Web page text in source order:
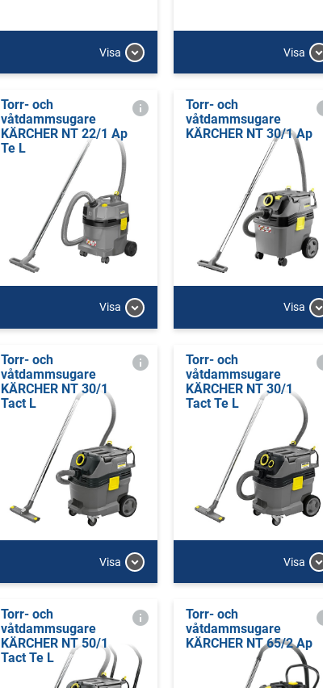
Visa Visa
Torr- och
våtdammsugare
KÄRCHER NT 22/1 Ap
Te L
Visa
Torr- och
våtdammsugare
KÄRCHER NT 30/1 Ap
Visa
Torr- och
våtdammsugare
KÄRCHER NT 30/1
Tact L
Visa
Torr- och
våtdammsugare
KÄRCHER NT 30/1
Tact Te L
Visa
Torr- och
våtdammsugare
KÄRCHER NT 50/1
Tact Te L
Torr- och
våtdammsugare
KÄRCHER NT 65/2 Ap